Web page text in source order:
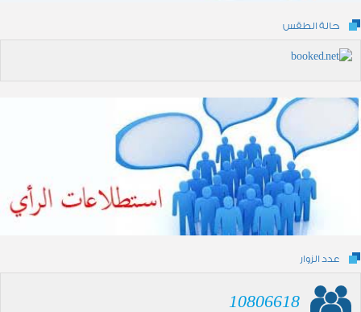
حالة الطقس
عدد الزوار
10806618